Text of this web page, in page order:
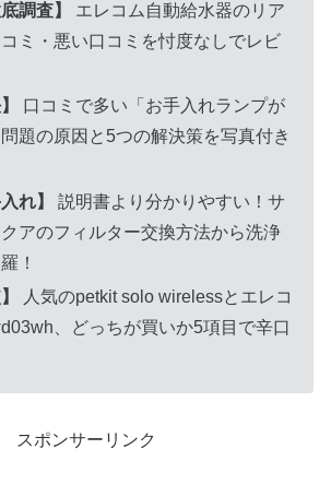
調査】
エレコム自動給水器のリア
ミ・悪い口コミを忖度なしでレビ
口コミで多い「お手入れランプが
題の原因と5つの解決策を写真付き
れ】
説明書より分かりやすい！サ
アのフィルター交換方法から洗浄
！
人気のpetkit solo wirelessとエレコ
、どっちが買いか5項目で辛口
スポンサーリンク